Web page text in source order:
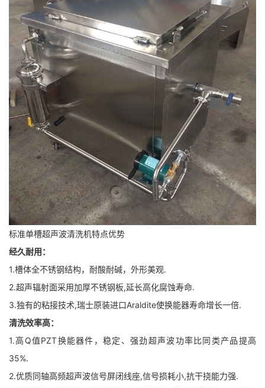
标准单槽超声波清洗机特点优势
经久耐用：
1.槽体全不锈钢结构，耐酸耐碱，外形美观.
2.超声辐射面采用加厚不锈钢板,延长高化腐蚀寿命.
3.独有的粘接技术,瑞士原装进口Araldite使换能器寿命增长一倍.
清洗效率高：
1.高Q值PZT换能器件，稳定、强劲超声波功率比同类产品提高
35%.
2.优质同轴高频超声波信号屏闭线座,信号损耗小,抗干挠能力强.